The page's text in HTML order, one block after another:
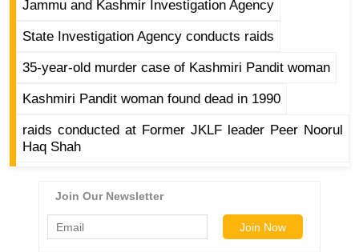
म
नो
ज
न
ग
Jammu and Kashmir Investigation Agency
State Investigation Agency conducts raids
35-year-old murder case of Kashmiri Pandit woman
Kashmiri Pandit woman found dead in 1990
raids conducted at Former JKLF leader Peer Noorul
Haq Shah